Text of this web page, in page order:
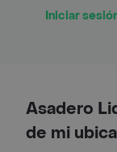
Iniciar
Asadero
de mi